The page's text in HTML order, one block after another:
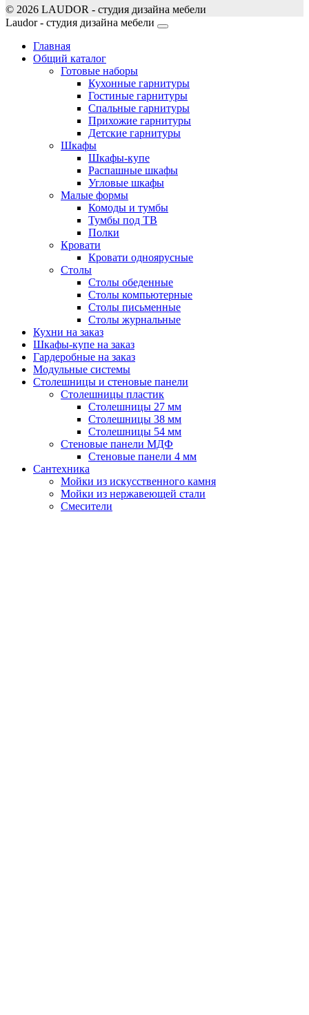
© 2026 LAUDOR - студия дизайна мебели
Joomla! 3 Templates
Laudor - студия дизайна мебели
Главная
Общий каталог
Готовые наборы
Кухонные гарнитуры
Гостиные гарнитуры
Спальные гарнитуры
Прихожие гарнитуры
Детские гарнитуры
Шкафы
Шкафы-купе
Распашные шкафы
Угловые шкафы
Малые формы
Комоды и тумбы
Тумбы под ТВ
Полки
Кровати
Кровати одноярусные
Столы
Столы обеденные
Столы компьютерные
Столы письменные
Столы журнальные
Кухни на заказ
Шкафы-купе на заказ
Гардеробные на заказ
Модульные системы
Столешницы и стеновые панели
Столешницы пластик
Столешницы 27 мм
Столешницы 38 мм
Столешницы 54 мм
Стеновые панели МДФ
Стеновые панели 4 мм
Сантехника
Мойки из искусственного камня
Мойки из нержавеющей стали
Смесители